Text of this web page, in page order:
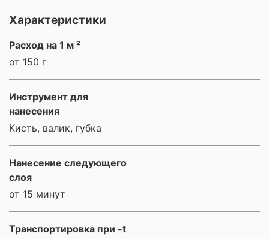
Характеристики
Расход на 1 м ²
от 150 г
Инструмент для
нанесения
Кисть, валик, губка
Нанесение следующего
слоя
от 15 минут
Транспортировка при -t